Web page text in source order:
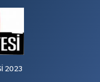
2023